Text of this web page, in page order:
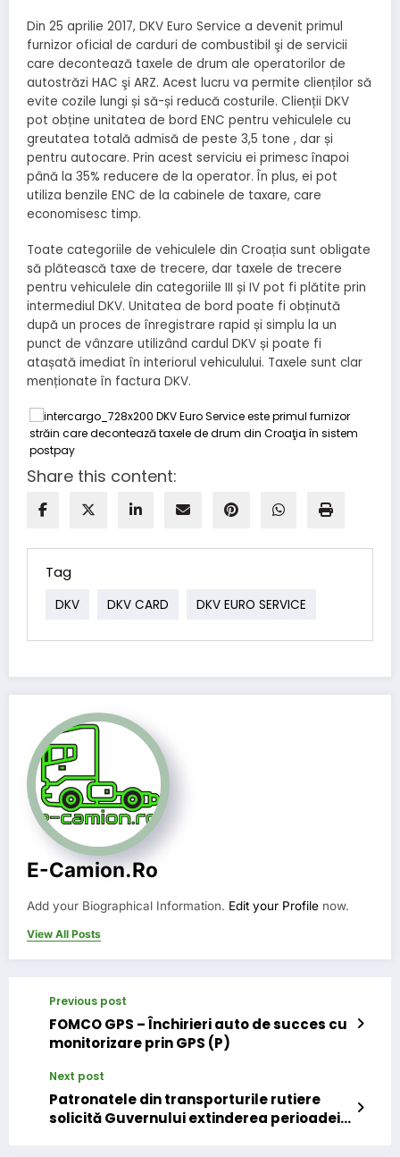
Din 25 aprilie 2017, DKV Euro Service a devenit primul
furnizor oficial de carduri de combustibil şi de servicii
care decontează taxele de drum ale operatorilor de
autostrăzi HAC şi ARZ. Acest lucru va permite clienților să
evite cozile lungi și să-și reducă costurile. Clienții DKV
pot obține unitatea de bord ENC pentru vehiculele cu
greutatea totală admisă de peste 3,5 tone , dar și
pentru autocare. Prin acest serviciu ei primesc înapoi
până la 35% reducere de la operator. În plus, ei pot
utiliza benzile ENC de la cabinele de taxare, care
economisesc timp.
Toate categoriile de vehiculele din Croația sunt obligate
să plătească taxe de trecere, dar taxele de trecere
pentru vehiculele din categoriile III și IV pot fi plătite prin
intermediul DKV. Unitatea de bord poate fi obținută
după un proces de înregistrare rapid și simplu la un
punct de vânzare utilizând cardul DKV și poate fi
atașată imediat în interiorul vehiculului. Taxele sunt clar
menționate în factura DKV.
Share this content:
Tag
DKV DKV CARD DKV EURO SERVICE
E-Camion.ro
Add your Biographical Information. Edit your Profile now.
View All Posts
Previous post
FOMCO GPS – Închirieri auto de succes cu
monitorizare prin GPS (P)
Next post
Patronatele din transporturile rutiere
solicită Guvernului extinderea perioadei